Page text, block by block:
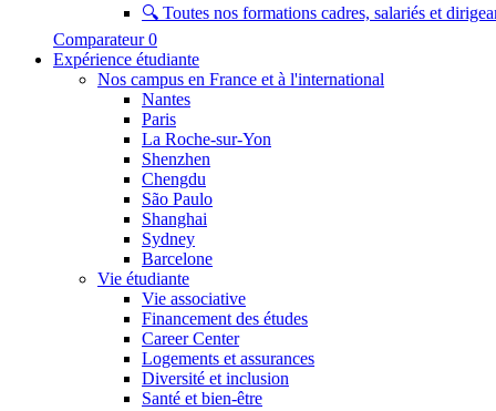
🔍 Toutes nos formations cadres, salariés et
Comparateur 0
Expérience étudiante
Nos campus en France et à l'international
Nantes
Paris
La Roche-sur-Yon
Shenzhen
Chengdu
São Paulo
Shanghai
Sydney
Barcelone
Vie étudiante
Vie associative
Financement des études
Career Center
Logements et assurances
Diversité et inclusion
Santé et bien-être